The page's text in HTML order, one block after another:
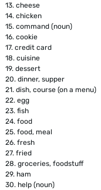
13. cheese
14. chicken
15. command (noun)
16. cookie
17. credit card
18. cuisine
19. dessert
20. dinner, supper
21. dish, course (on a menu)
22. egg
23. fish
24. food
25. food, meal
26. fresh
27. fried
28. groceries, foodstuff
29. ham
30. help (noun)